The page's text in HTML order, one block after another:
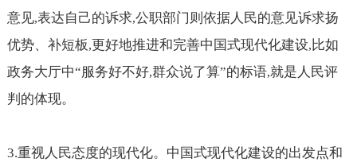
意见,表达自己的诉求,公职部门则依据人民的意见诉求扬
优势、补短板,更好地推进和完善中国式现代化建设,比如
政务大厅中“服务好不好,群众说了算”的标语,就是人民评
判的体现。
3.重视人民态度的现代化。中国式现代化建设的出发点和